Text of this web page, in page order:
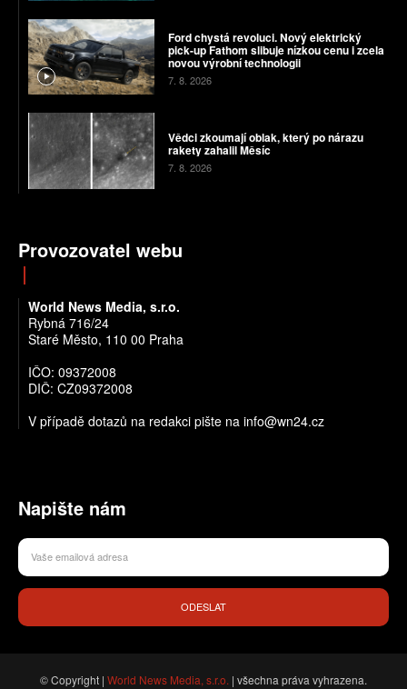
Ford chystá revoluci. Nový elektrický
pick-up Fathom slibuje nízkou cenu i zcela
novou výrobní technologii
7. 8. 2026
Vědci zkoumají oblak, který po nárazu
rakety zahalil Měsíc
7. 8. 2026
Provozovatel webu
World News Media, s.r.o.
Rybná 716/24
Staré Město, 110 00 Praha
IČO: 09372008
DIČ: CZ09372008
V případě dotazů na redakci pište na info@wn24.cz
Napište nám
ODESLAT
© Copyright | World News Media, s.r.o. | všechna práva vyhrazena.